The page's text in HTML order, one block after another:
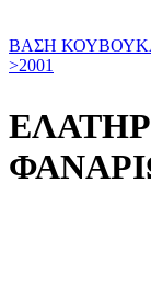
ΒΑΣΗ
>2001